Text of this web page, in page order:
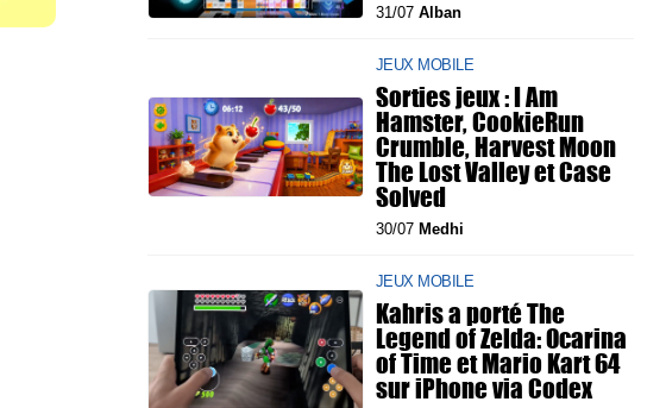
31/07 Alban
JEUX MOBILE
Sorties jeux : I Am
Hamster, CookieRun
Crumble, Harvest Moon
The Lost Valley et Case
Solved
30/07 Medhi
JEUX MOBILE
Kahris a porté The
Legend of Zelda: Ocarina
of Time et Mario Kart 64
sur iPhone via Codex